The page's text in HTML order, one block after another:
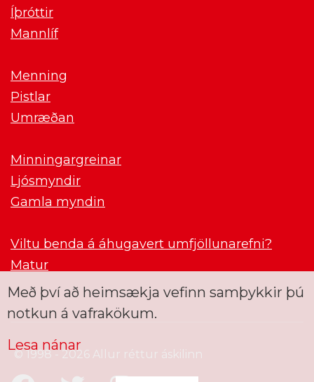
Íþróttir
Mannlíf
Menning
Pistlar
Umræðan
Minningargreinar
Ljósmyndir
Gamla myndin
Viltu benda á áhugavert umfjöllunarefni?
Matur
© 1998 - 2026 Allur réttur áskilinn
Með því að heimsækja vefinn samþykkir þú
notkun á vafrakökum.
Lesa nánar